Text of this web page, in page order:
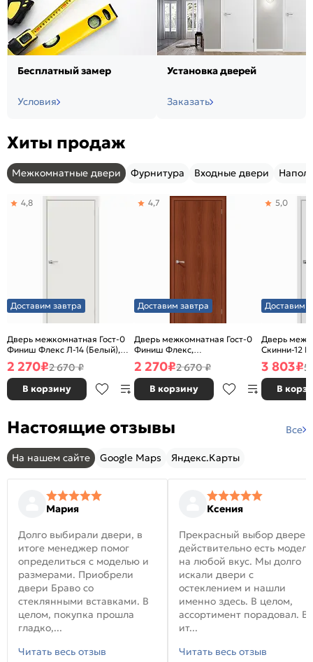
Бесплатный замер
Условия
Установка дверей
Заказать
Хиты продаж
Межкомнатные двери Фурнитура Входные двери
Доставим завтра
Дверь межкомнатная Гост-0
Финиш Флекс Л-14 (Белый),
глухая, каркасно-щитовая
4,8
2 270₽2 670 ₽
В корзину
Доставим завтра
Дверь межкомнатная Гост-0
Финиш Флекс,
Ламинированные Л-11
(ИталОрех), глухая, каркасно-
щитовая
4,7
2 270₽2 670 ₽
В корзину
Доставим
Дверь
Скинни-12
глухая,
5,0
3 803₽5
В
Настоящие отзывы Все
На нашем сайте Google Maps Яндекс.Карты
Мария
Долго выбирали двери, в
итоге менеджер помог
определиться с моделью и
размерами. Приобрели
двери Браво со
стеклянными вставками. В
целом, покупка прошла
гладко,...
Читать весь отзыв
Ксения
Прекрасный выбор
действительно есть модели
на любой вкус. Мы долго
искали двери с
остеклением и нашли
именно здесь. В целом,
ассортимент порадовал. В
ит...
Читать весь отзыв